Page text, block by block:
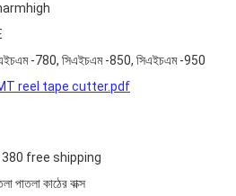
-780, সিএইচএম -850, সিএইচএম -950
reel tape cutter.pdf
free shipping
পাতলা কাঠের বাক্স